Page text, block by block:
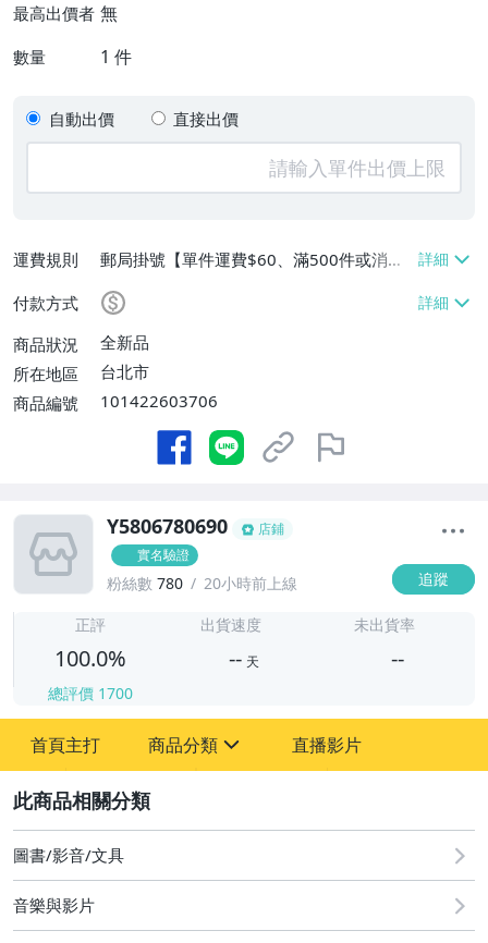
最高出價者 無
數量 1 件
自動出價 直接出價
運費規則
郵局掛號【單件運費$60、滿500件或消費
滿$20000免運費】
付款方式
商品狀況
全新品
所在地區
台北市
商品編號
101422603706
Y5806780690
店鋪
實名驗證
粉絲數 780 20小時前上線 追蹤
正評
100.0%
總評價 1700
出貨速度
-- 天
未出貨率
--
首頁主打 商品分類
其它
直播影片
圖書/影音/文具
音樂與影片